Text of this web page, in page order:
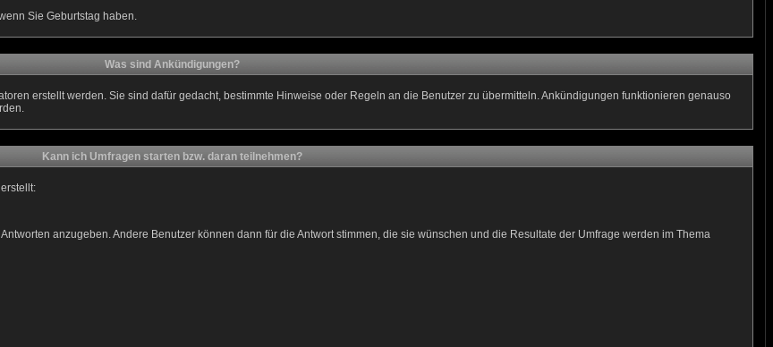
Sie Geburtstag haben.
Was sind Ankündigungen?
erstellt werden. Sie sind dafür gedacht, bestimmte Hinweise oder Regeln an die Benutzer zu übermitteln. Ankündigungen funktionieren genauso
Kann ich Umfragen starten bzw. daran teilnehmen?
anzugeben. Andere Benutzer können dann für die Antwort stimmen, die sie wünschen und die Resultate der Umfrage werden im Thema